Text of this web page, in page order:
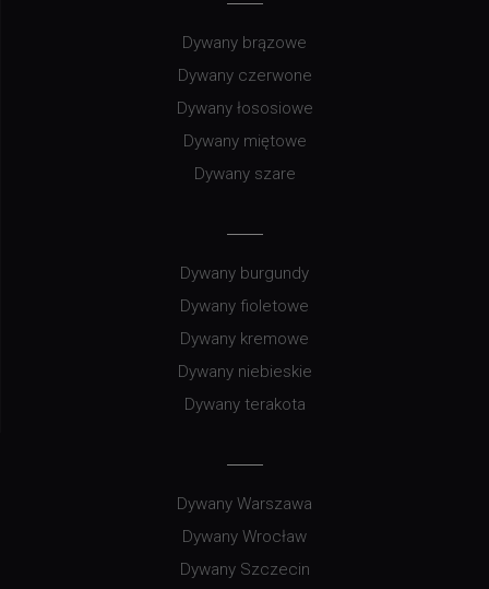
Dywany brązowe
Dywany czerwone
Dywany łososiowe
Dywany miętowe
Dywany szare
Dywany burgundy
Dywany fioletowe
Dywany kremowe
Dywany niebieskie
Dywany terakota
Dywany Warszawa
Dywany Wrocław
Dywany Szczecin